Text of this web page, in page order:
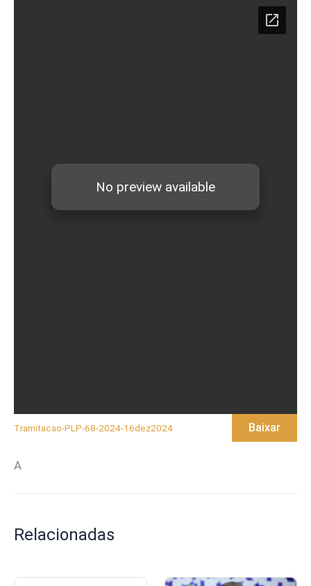
Tramitacao-PLP-68-2024-16dez2024 Baixar
A
Relacionadas